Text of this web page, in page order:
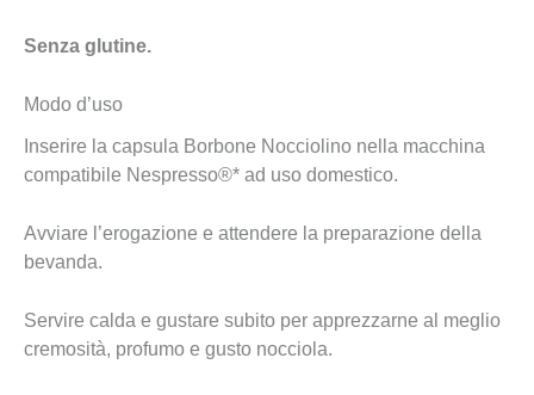
Senza glutine.
Modo d’uso
Inserire la capsula Borbone Nocciolino nella macchina
compatibile Nespresso®* ad uso domestico.
Avviare l’erogazione e attendere la preparazione della
bevanda.
Servire calda e gustare subito per apprezzarne al meglio
cremosità, profumo e gusto nocciola.